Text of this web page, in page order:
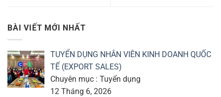
BÀI VIẾT MỚI NHẤT
TUYỂN DỤNG NHÂN VIÊN KINH DOANH QUỐC
TẾ (EXPORT SALES)
Chuyên mục : Tuyển dụng
12 Tháng 6, 2026